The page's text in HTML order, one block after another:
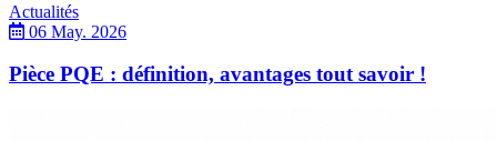
Actualités
06 May. 2026
Pièce PQE : définition, avantages tout savoir !